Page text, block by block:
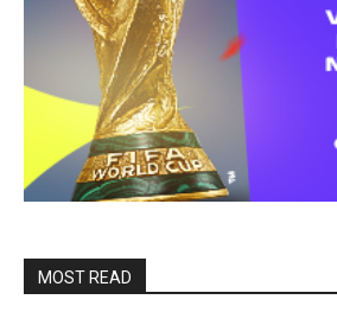
MOST READ